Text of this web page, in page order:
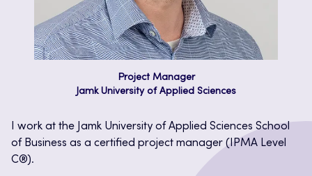
Project Manager
Jamk University of Applied Sciences
I work at the Jamk University of Applied Sciences School
of Business as a certified project manager (IPMA Level
C®).